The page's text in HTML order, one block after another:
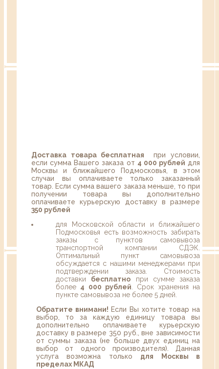
Доставка товара бесплатная при условии,
если сумма Вашего заказа от 4 000 рублей для
Москвы и ближайшего Подмосковья, в этом
случаи вы оплачиваете только заказанный
товар. Если сумма вашего заказа меньше, то при
получении товара вы дополнительно
оплачиваете курьерскую доставку в размере
350 рублей
для Московской области и ближайшего
Подмосковья есть возможность забирать
заказы с пунктов самовывоза
транспортной компании СДЭК.
Оптимальный пункт самовывоза
обсуждается с нашими менеджерами при
подтверждении заказа. Стоимость
доставки бесплатно при сумме заказа
более 4 000 рублей . Срок хранения на
пункте самовывоза не более 5 дней.
Обратите внимани! Если Вы хотите товар на
выбор, то за каждую единицу товара вы
дополнительно оплачиваете курьерскую
доставку в размере 350 руб., вне зависимости
от суммы заказа (не больше двух единиц на
выбор от одного производителя). Данная
услуга возможна только для Москвы в
пределах МКАД